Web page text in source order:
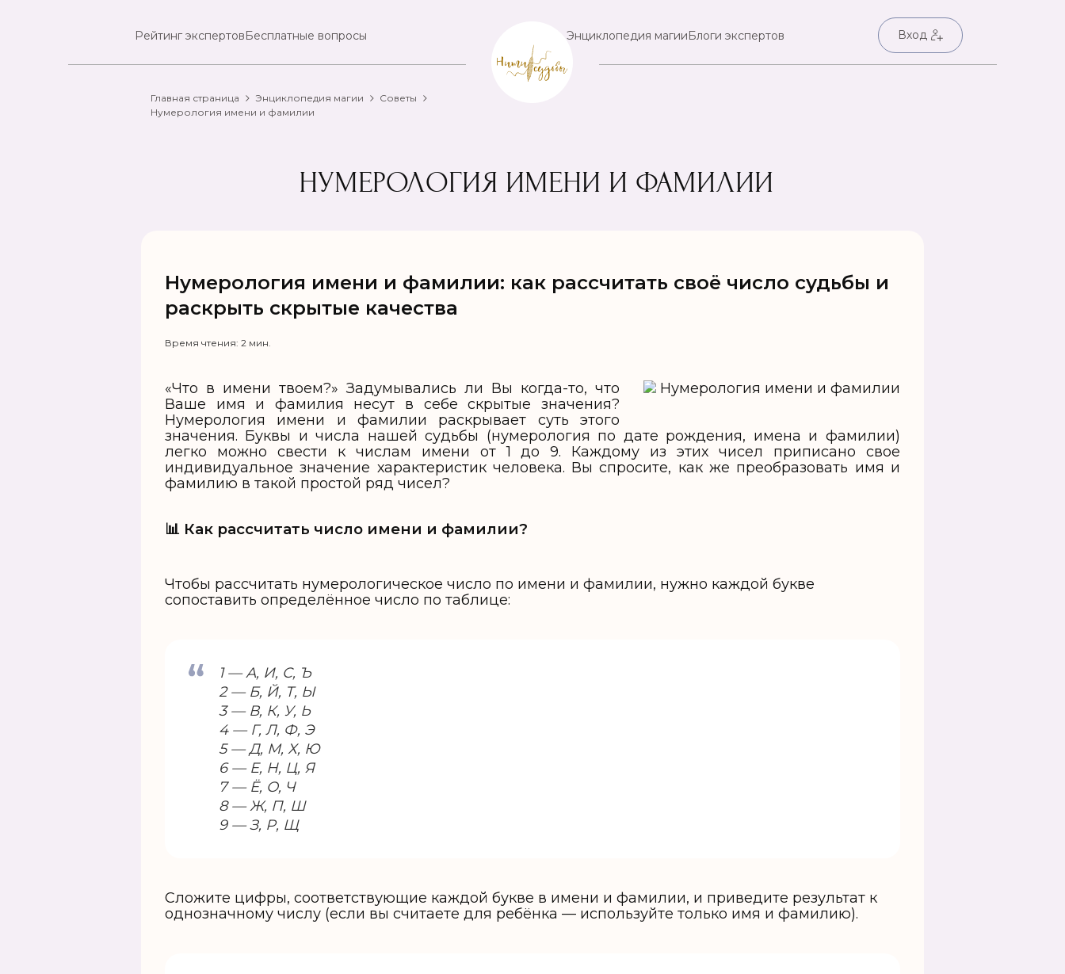
Рейтинг экспертовБесплатные вопросы Энциклопедия магииБлоги экспертов Вход
Главная страница Энциклопедия магии Советы
Нумерология имени и фамилии
‍ НУМЕРОЛОГИЯ ИМЕНИ И ФАМИЛИИ
Нумерология имени и фамилии: как рассчитать своё число судьбы и
раскрыть скрытые качества
Время чтения: 2 мин.
«Что в имени твоем?» Задумывались ли Вы когда-то, что
Ваше имя и фамилия несут в себе скрытые значения?
Нумерология имени и фамилии раскрывает суть этого
значения. Буквы и числа нашей судьбы (нумерология по дате рождения, имена и фамилии)
легко можно свести к числам имени от 1 до 9. Каждому из этих чисел приписано свое
индивидуальное значение характеристик человека. Вы спросите, как же преобразовать имя и
фамилию в такой простой ряд чисел?
📊 Как рассчитать число имени и фамилии?
Чтобы рассчитать нумерологическое число по имени и фамилии, нужно каждой букве
сопоставить определённое число по таблице:
1 — А, И, С, Ъ
2 — Б, Й, Т, Ы
3 — В, К, У, Ь
4 — Г, Л, Ф, Э
5 — Д, М, Х, Ю
6 — Е, Н, Ц, Я
7 — Ё, О, Ч
8 — Ж, П, Ш
9 — З, Р, Щ
Сложите цифры, соответствующие каждой букве в имени и фамилии, и приведите результат к
однозначному числу (если вы считаете для ребёнка — используйте только имя и фамилию).